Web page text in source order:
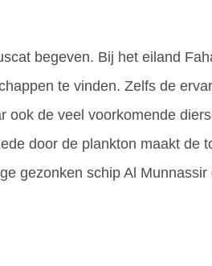
begeven. Bij het eiland
te vinden. Zelfs de
ook de veel voorkomende
door de plankton maakt de
gezonken schip Al